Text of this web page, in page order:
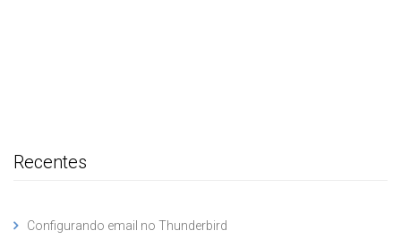
Recentes
Configurando email no Thunderbird